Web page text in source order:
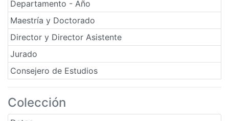
Departamento - Año
Maestría y Doctorado
Director y Director Asistente
Jurado
Consejero de Estudios
Colección